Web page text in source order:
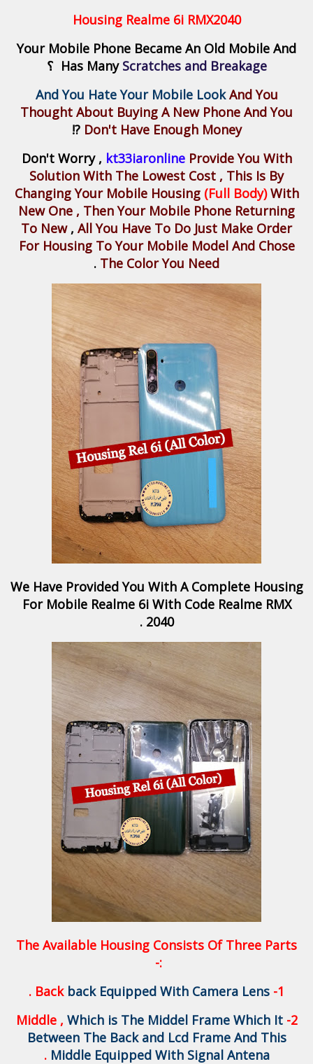
Housing Realme 6i RMX2040
Your Mobile Phone Became An Old Mobile And
Has ManyScratches and Breakage
؟
And You Hate Your Mobile Look And You
Thought About Buying A New Phone And You
Don't Have Enough Money
?!
Don't Worry , kt33iaronlineProvide You With
Solution With The Lowest Cost , This Is By
Changing Your Mobile Housing (Full Body) With
New One , Then Your Mobile Phone Returning
To New, All You Have To Do Just Make Order
For Housing To Your Mobile Model And Chose
The Color You Need
.
We Have Provided You With A Complete Housing
For Mobile Realme 6i With Code Realme RMX
2040 .
The Available Housing Consists Of Three Parts
:-
1- Back
back Equipped With Camera Lens
.
2- Middle ,
Which is The Middel Frame Which It
Between The Back and Lcd Frame And This
Middle Equipped With Signal Antena
.